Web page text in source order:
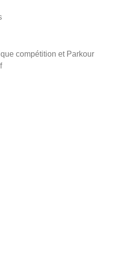
compétition et Parkour